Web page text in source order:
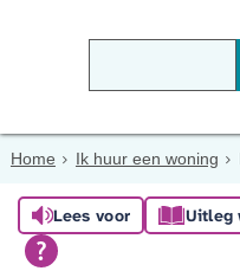
Home Ik huur een woning
Lees voor Uitleg